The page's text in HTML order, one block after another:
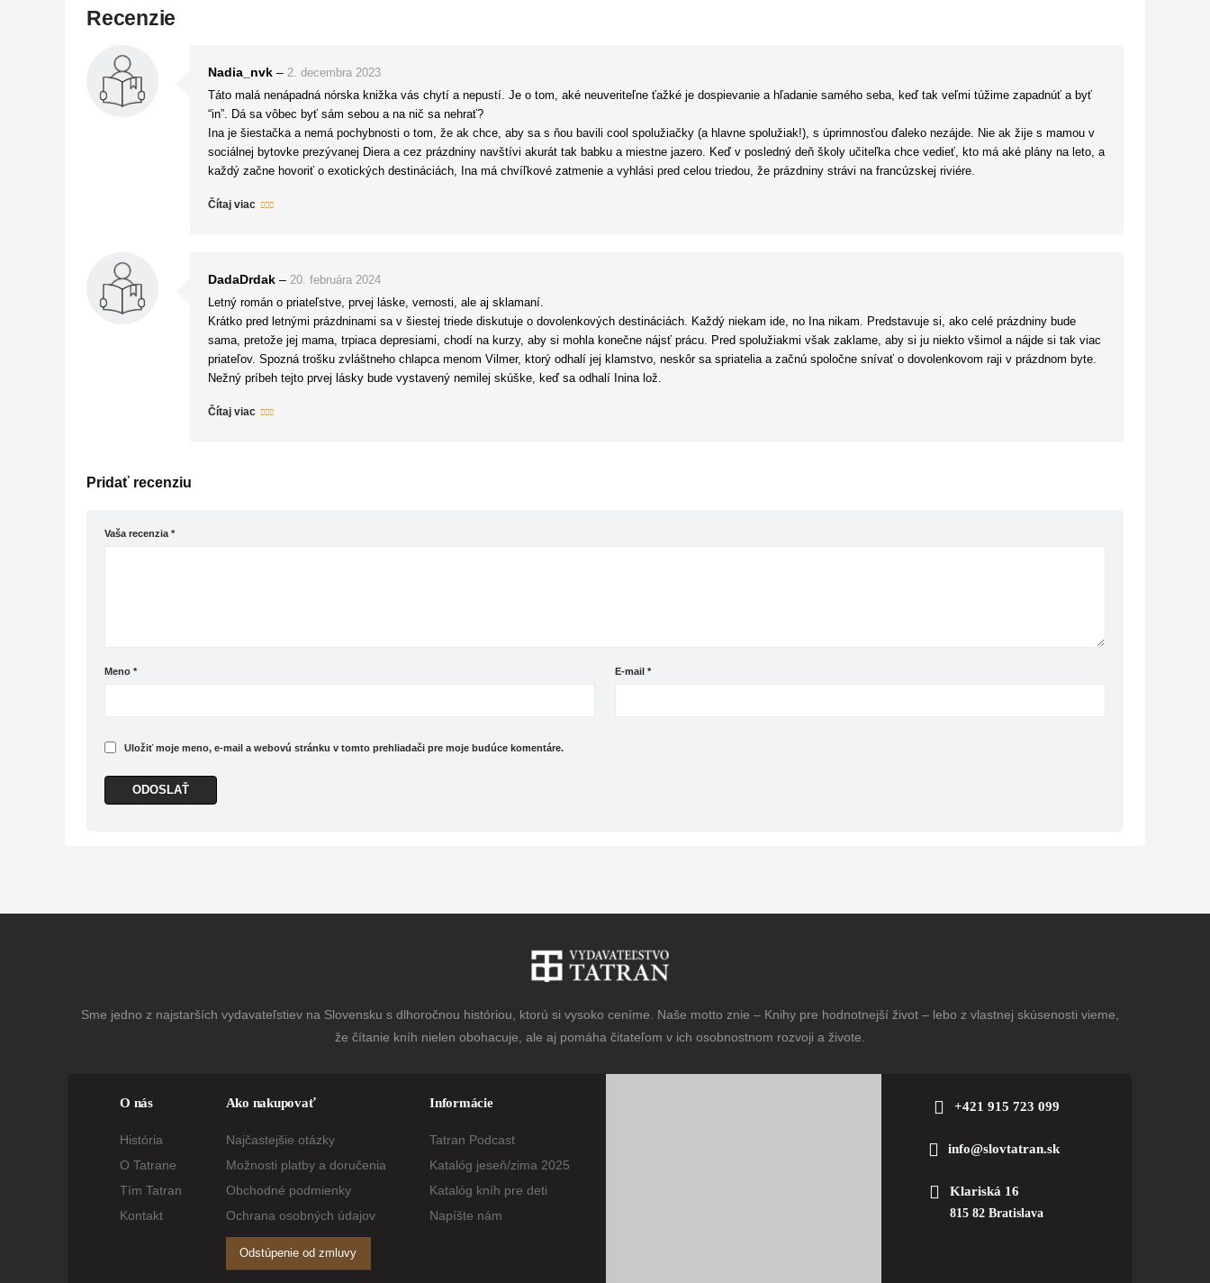
Recenzie
Nadia_nvk – 2. decembra 2023
Táto malá nenápadná nórska knižka vás chytí a nepustí. Je o tom, aké neuveriteľne ťažké je dospievanie a hľadanie samého seba, keď tak veľmi túžime zapadnúť a byť
“in”. Dá sa vôbec byť sám sebou a na nič sa nehrať?
Ina je šiestačka a nemá pochybnosti o tom, že ak chce, aby sa s ňou bavili cool spolužiačky (a hlavne spolužiak!), s úprimnosťou ďaleko nezájde. Nie ak žije s mamou v
sociálnej bytovke prezývanej Diera a cez prázdniny navštívi akurát tak babku a miestne jazero. Keď v posledný deň školy učiteľka chce vedieť, kto má aké plány na leto, a
každý začne hovoriť o exotických destináciách, Ina má chvíľkové zatmenie a vyhlási pred celou triedou, že prázdniny strávi na francúzskej riviére.
a kŕmiť nimi spolužiakov vo whatsap skupine s nádejou, že jej na klamstvo nikto nepríde?
Úžasná knižka. Taká, kde hrdinka robí chyby a miestami sa správa fakt zle, ale človek ju svojím spôsobom úplne chápe. Koniec je riadne napínavý a ja som sa k nemu
dočítala zrovna v autobuse cestou do práce. Ako som si potom obhrýzala nechty do večera vám nebudem opisovať 🙂
Knižka je oficiálne 11+ ale neviem, či by som ju mierne neposunula vyššie. Každopádne určite aj pre dospelého čitateľa.
Čítaj viac
DadaDrdak – 20. februára 2024
Letný román o priateľstve, prvej láske, vernosti, ale aj sklamaní.
Krátko pred letnými prázdninami sa v šiestej triede diskutuje o dovolenkových destináciách. Každý niekam ide, no Ina nikam. Predstavuje si, ako celé prázdniny bude
sama, pretože jej mama, trpiaca depresiami, chodí na kurzy, aby si mohla konečne nájsť prácu. Pred spolužiakmi však zaklame, aby si ju niekto všimol a nájde si tak viac
priateľov. Spozná trošku zvláštneho chlapca menom Vilmer, ktorý odhalí jej klamstvo, neskôr sa spriatelia a začnú spoločne snívať o dovolenkovom raji v prázdnom byte.
Nežný príbeh tejto prvej lásky bude vystavený nemilej skúške, keď sa odhalí Inina lož.
mládež aj pomocou tohoto príbehu mala uvedomiť a zamyslieť sa nad tým, čo je naozaj v živote dôležité.
Čítaj viac
Pridať recenziu
Vaša recenzia *
Meno * E-mail*
Uložiť moje meno, e-mail a webovú stránku v tomto prehliadači pre moje budúce komentáre.
Sme jedno z najstarších vydavateľstiev na Slovensku s dlhoročnou históriou, ktorú si vysoko ceníme. Naše motto znie – Knihy pre hodnotnejší život – lebo z vlastnej skúsenosti vieme,
že čítanie kníh nielen obohacuje, ale aj pomáha čitateľom v ich osobnostnom rozvoji a živote.
O nás
História
O Tatrane
Tím Tatran
Kontakt
Ako nakupovať
Najčastejšie otázky
Možnosti platby a doručenia
Obchodné podmienky
Ochrana osobných údajov
Odstúpenie od zmluvy
Informácie
Tatran Podcast
Katalóg jeseň/zima 2025
Katalóg kníh pre deti
Napíšte nám
+421 915 723 099
info@slovtatran.sk
Klariská 16
815 82 Bratislava